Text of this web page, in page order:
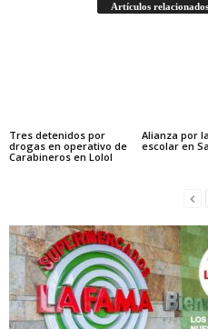
Artículos relacionados
Tres detenidos por
drogas en operativo de
Carabineros en Lolol
Alianza por
escolar en